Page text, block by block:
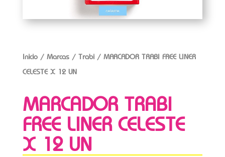
Inicio/ Marcas/ Trabi/ MARCADOR TRABI FREE LINER
CELESTE X 12 UN
MARCADOR TRABI
FREE LINER CELESTE
X 12 UN